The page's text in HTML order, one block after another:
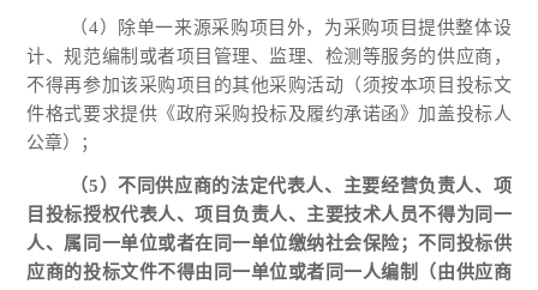
（4）除单一来源采购项目外，为采购项目提供整体设
计、规范编制或者项目管理、监理、检测等服务的供应商，
不得再参加该采购项目的其他采购活动（须按本项目投标文
件格式要求提供《政府采购投标及履约承诺函》加盖投标人
公章）；
（5）不同供应商的法定代表人、主要经营负责人、项
目投标授权代表人、项目负责人、主要技术人员不得为同一
人、属同一单位或者在同一单位缴纳社会保险；不同投标供
应商的投标文件不得由同一单位或者同一人编制（由供应商